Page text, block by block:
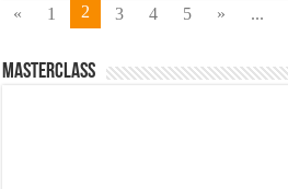
« 1 2 3 4 5 » ...
MasterClass